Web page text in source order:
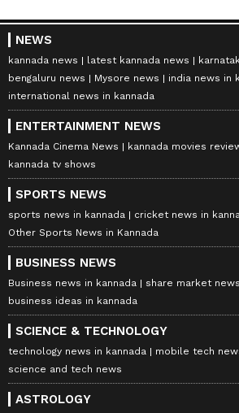
NEWS
kannada news latest kannada news
bengaluru news
Mysore news
india news in
international news in kannada
ENTERTAINMENT NEWS
Kannada Cinema News kannada movies
kannada tv shows
SPORTS NEWS
sports news in kannada
cricket news in
Other Sports News in Kannada
BUSINESS NEWS
Business news in kannada
share market
business ideas in kannada
SCIENCE & TECHNOLOGY
technology news in kannada
mobile tech
science and tech news
ASTROLOGY